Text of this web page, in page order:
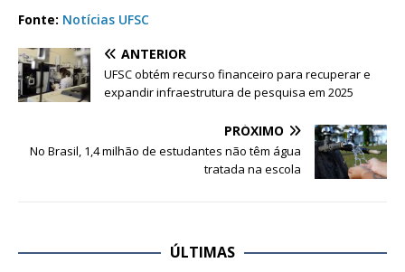
Fonte: Notícias UFSC
ANTERIOR
UFSC obtém recurso financeiro para recuperar e
expandir infraestrutura de pesquisa em 2025
PRÓXIMO
No Brasil, 1,4 milhão de estudantes não têm água
tratada na escola
ÚLTIMAS